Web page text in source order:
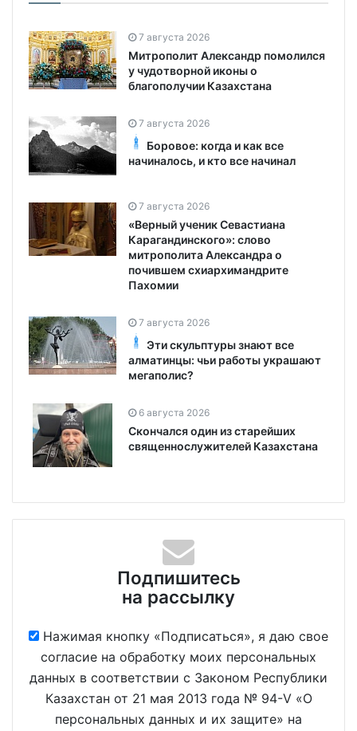
7 августа 2026
Митрополит Александр помолился
у чудотворной иконы о
благополучии Казахстана
7 августа 2026
Боровое: когда и как все
начиналось, и кто все начинал
7 августа 2026
«Верный ученик Севастиана
Карагандинского»: слово
митрополита Александра о
почившем схиархимандрите
Пахомии
7 августа 2026
Эти скульптуры знают все
алматинцы: чьи работы украшают
мегаполис?
6 августа 2026
Скончался один из старейших
священнослужителей Казахстана
Подпишитесь
на рассылку
Нажимая кнопку «Подписаться», я даю свое
согласие на обработку моих персональных
данных в соответствии с Законом Республики
Казахстан от 21 мая 2013 года № 94-V «О
персональных данных и их защите» на